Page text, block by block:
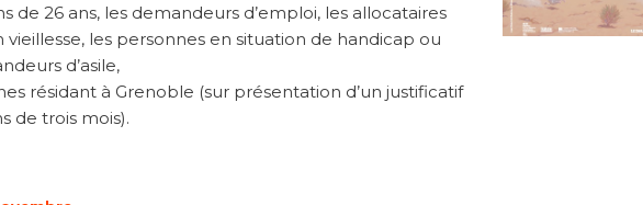
de 26 ans, les demandeurs d’emploi, les allocataires
vieillesse, les personnes en situation de handicap ou
d’asile,
résidant à Grenoble (sur présentation d’un justificatif
de trois mois).